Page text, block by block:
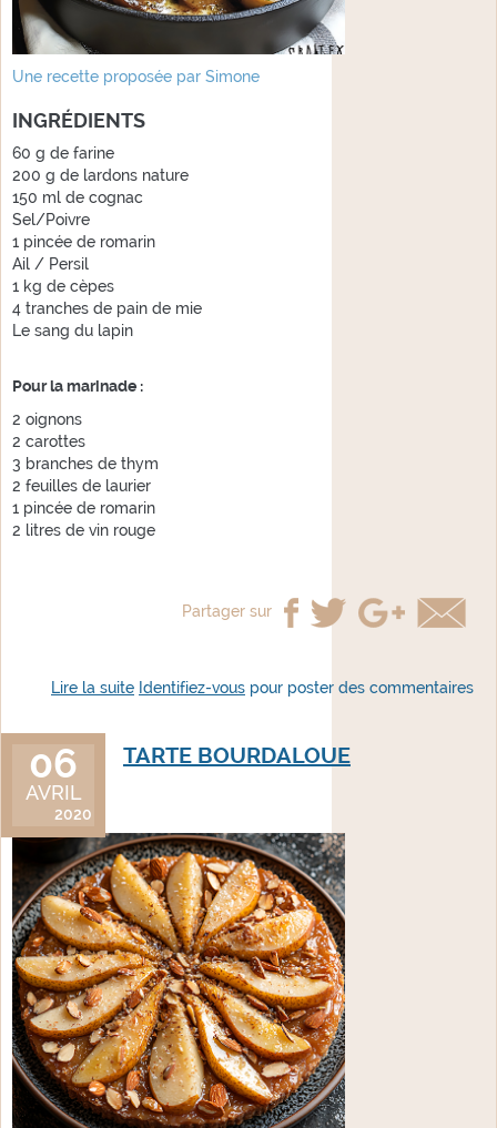
Une recette proposée par Simone
INGRÉDIENTS
60 g de farine
200 g de lardons nature
150 ml de cognac
Sel/Poivre
1 pincée de romarin
Ail / Persil
1 kg de cèpes
4 tranches de pain de mie
Le sang du lapin
Pour la marinade :
2 oignons
2 carottes
3 branches de thym
2 feuilles de laurier
1 pincée de romarin
2 litres de vin rouge
Partager sur
Lire la suite de Civet de lapin
Identifiez-vous pour poster des commentaires
TARTE BOURDALOUE
06
AVRIL
2020